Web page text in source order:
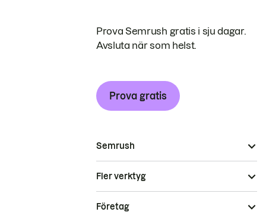
Prova Semrush gratis i sju dagar.
Avsluta när som helst.
Prova gratis
Semrush
Fler verktyg
Företag